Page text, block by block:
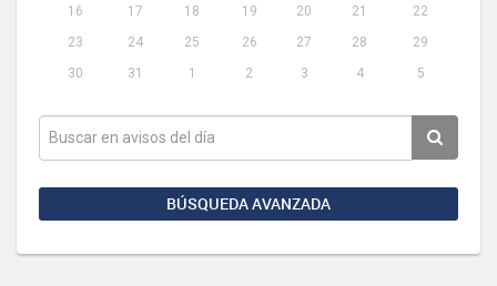
16
17 18 19 20 21
22
23
24 25 26 27 28
29
30
31 1 2 3 4 5
BÚSQUEDA AVANZADA